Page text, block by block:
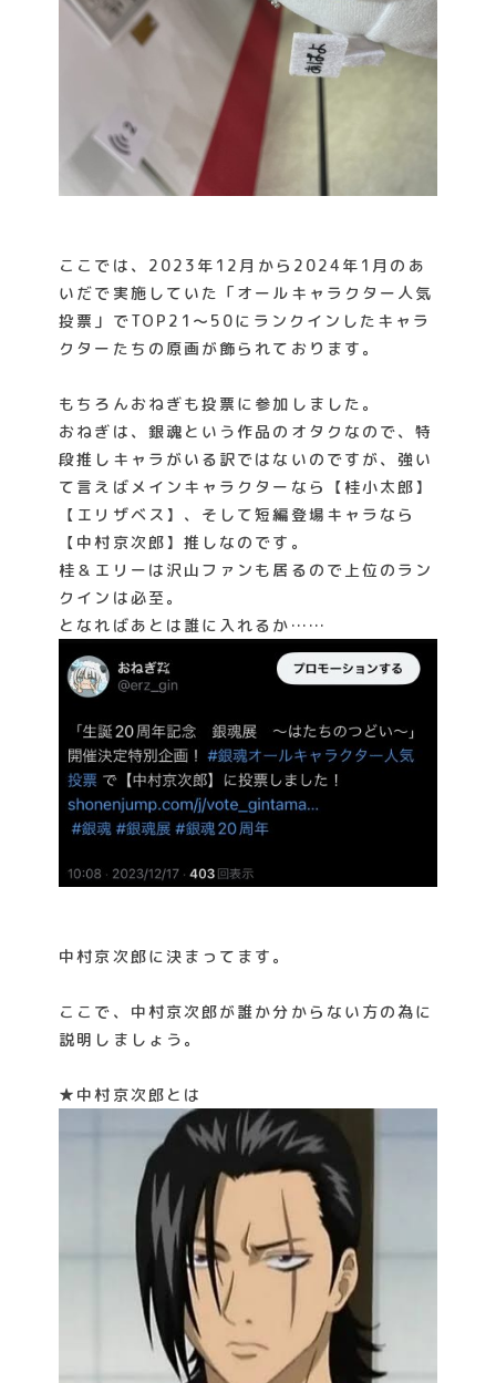
ここでは、2023年12月から2024年1月のあ
いだで実施していた「オールキャラクター人気
投票」でTOP21～50にランクインしたキャラ
クターたちの原画が飾られております。
もちろんおねぎも投票に参加しました。
おねぎは、銀魂という作品のオタクなので、特
段推しキャラがいる訳ではないのですが、強い
て言えばメインキャラクターなら【桂小太郎】
【エリザベス】、そして短編登場キャラなら
【中村京次郎】推しなのです。
桂＆エリーは沢山ファンも居るので上位のラン
クインは必至。
となればあとは誰に入れるか……
中村京次郎に決まってます。
ここで、中村京次郎が誰か分からない方の為に
説明しましょう。
★中村京次郎とは